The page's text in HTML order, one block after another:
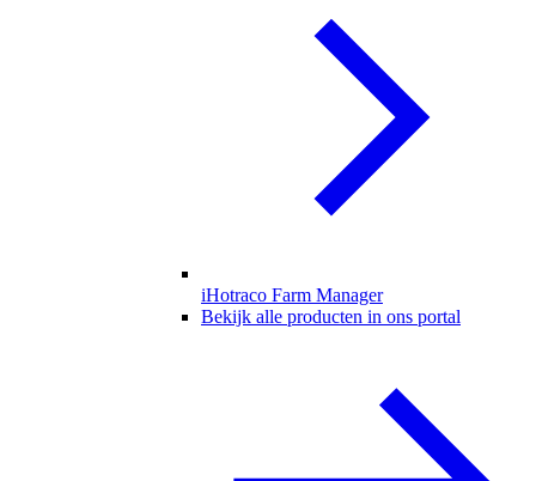
iHotraco Farm Manager
Bekijk alle producten in ons portal